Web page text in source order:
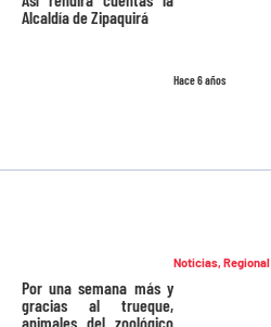
Hace 6 años
Alcaldía de Zipaquirá
Noticias,Regional
Por una semana más y
gracias al trueque,
animales del zoológico